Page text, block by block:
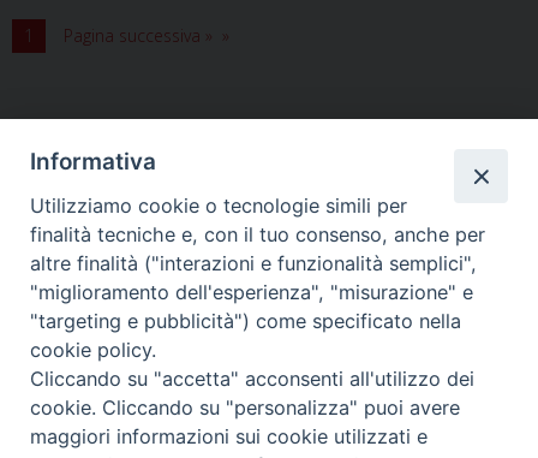
dalla
1 Pagina successiva »
HOME VESCOVO ORARI MESSE
CURIA VESCOVILE
TUTELA MINORI
UFFICI PASTORALI PERSONE
VITA CONSACRATA
DOCUMENTI
CONTATTI
Copyright © 2018 Diocesi di Foligno /Curia . Piazza Mons. Faloci 3 - 06034
tel. 0742 350473 fax 0742 349021 email: info@diocesidifoligno.it . pec:
diocesidifoligno@pec.it
Informativa
Utilizziamo cookie o tecnologie simili per
finalità tecniche e, con il tuo consenso, anche per
altre finalità ("interazioni e funzionalità semplici",
"miglioramento dell'esperienza", "misurazione" e
"targeting e pubblicità") come specificato nella
cookie policy.
Cliccando su "accetta" acconsenti all'utilizzo dei
cookie. Cliccando su "personalizza" puoi avere
maggiori informazioni sui cookie utilizzati e